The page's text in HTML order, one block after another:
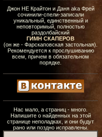
Джон НЕ Крайтон и Даня aka Фрей
сочинили-спели-записали
уникальный, единственный и
неповторимый, полностью
раздолбайский
ГИМН СКАПЕРОВ
(он же - Фарскаповская застольная).
Рекомендуется к прослушиванию
всем, причем в обязательном
порядке.
Нас мало, а страниц - много.
Напишите о найденных на этой
странице неполадках, и они будут
рано или поздно исправлены.